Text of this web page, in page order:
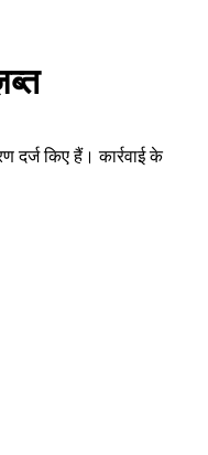
दर्ज किए हैं। कार्रवाई के